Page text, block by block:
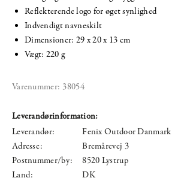
Reflekterende logo for øget synlighed
Indvendigt navneskilt
Dimensioner: 29 x 20 x 13 cm
Vægt: 220 g
Varenummer: 38054
Leverandørinformation:
Leverandør:
Fenix Outdoor Danmark
Adresse:
Bremårevej 3
Postnummer/by:
8520 Lystrup
Land:
DK